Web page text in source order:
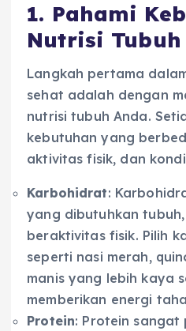
1. Pahami
Nutrisi Tubuh
Langkah pertama
sehat adalah dengan
nutrisi tubuh Anda.
kebutuhan yang
aktivitas fisik, dan
Karbohidrat:
yang dibutuhkan
beraktivitas fisik. Pilih
seperti nasi merah,
manis yang lebih kaya
memberikan energi
Protein: Protein sangat